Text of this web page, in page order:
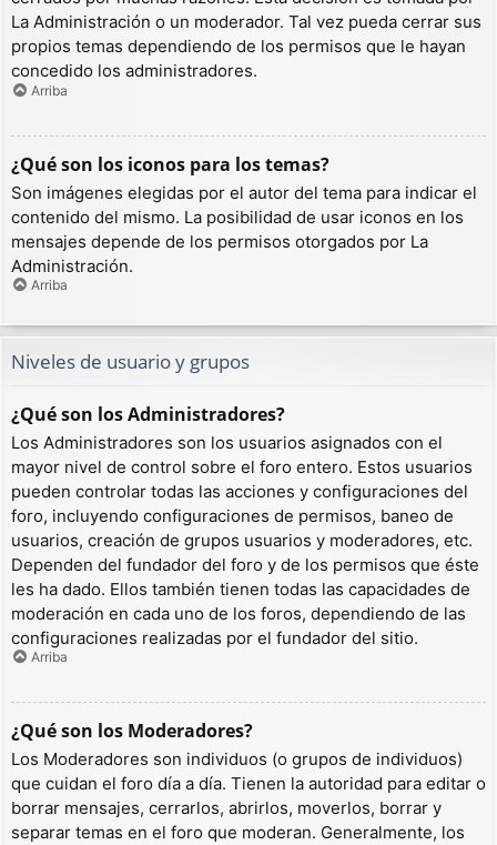
La Administración o un moderador. Tal vez pueda cerrar sus
propios temas dependiendo de los permisos que le hayan
concedido los administradores.
Arriba
¿Qué son los iconos para los temas?
Son imágenes elegidas por el autor del tema para indicar el
contenido del mismo. La posibilidad de usar iconos en los
mensajes depende de los permisos otorgados por La
Administración.
Arriba
Niveles de usuario y grupos
¿Qué son los Administradores?
Los Administradores son los usuarios asignados con el
mayor nivel de control sobre el foro entero. Estos usuarios
pueden controlar todas las acciones y configuraciones del
foro, incluyendo configuraciones de permisos, baneo de
usuarios, creación de grupos usuarios y moderadores, etc.
Dependen del fundador del foro y de los permisos que éste
les ha dado. Ellos también tienen todas las capacidades de
moderación en cada uno de los foros, dependiendo de las
configuraciones realizadas por el fundador del sitio.
Arriba
¿Qué son los Moderadores?
Los Moderadores son individuos (o grupos de individuos)
que cuidan el foro día a día. Tienen la autoridad para editar o
borrar mensajes, cerrarlos, abrirlos, moverlos, borrar y
separar temas en el foro que moderan. Generalmente, los